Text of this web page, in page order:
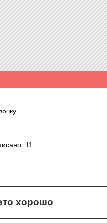
11
хорошо